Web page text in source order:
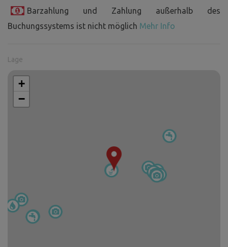
Barzahlung und Zahlung außerhalb des
Buchungssystems ist nicht möglich Mehr Info
Lage
+
−